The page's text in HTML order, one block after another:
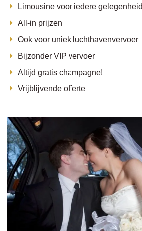
Limousine voor iedere gelegenheid
All-in prijzen
Ook voor uniek luchthavenvervoer
Bijzonder VIP vervoer
Altijd gratis champagne!
Vrijblijvende offerte